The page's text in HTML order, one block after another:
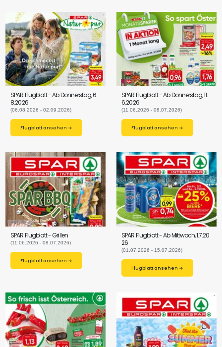
SPAR Flugblatt - Ab Donnerstag, 6.
8.2026
(06.08.2026 - 02.09.2026)
Flugblatt ansehen →
SPAR Flugblatt - Ab Donnerstag, 11.
6.2026
(11.06.2026 - 08.07.2026)
Flugblatt ansehen →
SPAR Flugblatt - Grillen
(11.06.2026 - 08.07.2026)
Flugblatt ansehen →
SPAR Flugblatt - Ab Mittwoch, 1.7.20
26
(01.07.2026 - 15.07.2026)
Flugblatt ansehen →